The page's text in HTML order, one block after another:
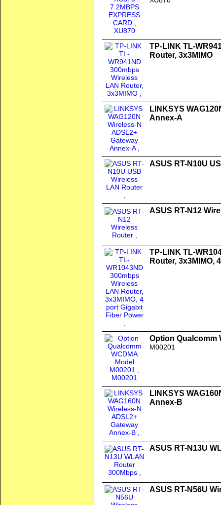
TP-LINK TL-
Router, 3x3MIMO
LINKSYS
Annex-A
ASUS RT-N10U
ASUS RT-N12
TP-LINK TL-
Router, 3x3MIMO,
Option Qualcomm
M00201
LINKSYS
Annex-B
ASUS RT-N13U
ASUS RT-N56U